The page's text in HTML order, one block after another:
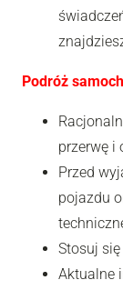
Podróż
przerwę i
Przed
pojazdu
Stosuj
Aktualne